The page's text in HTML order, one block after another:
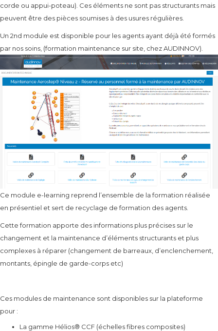
corde ou appui-poteau). Ces éléments ne sont pas structurants mais
peuvent être des pièces soumises à des usures régulières.
Un 2nd module est disponible pour les agents ayant déjà été formés
par nos soins, (formation maintenance sur site, chez AUDINNOV).
Ce module e-learning reprend l’ensemble de la formation réalisée
en présentiel et sert de recyclage de formation des agents.
Cette formation apporte des informations plus précises sur le
changement et la maintenance d’éléments structurants et plus
complexes à réparer (changement de barreaux, d’enclenchement,
montants, épingle de garde-corps etc)
Ces modules de maintenance sont disponibles sur la plateforme
pour :
La gamme Hélios® CCF (échelles fibres composites)